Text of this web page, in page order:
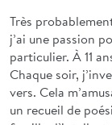
Très
j’ai une passion
particulier. À 11
Chaque soir,
vers. Cela
un recueil de